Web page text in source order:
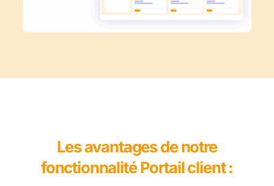
Les avantages de notre
fonctionnalité Portail client :